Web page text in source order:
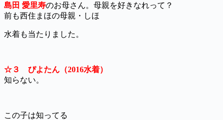
島田 愛里寿のお母さん。母親を好きなれって？
前も西住まほの母親・しほ
水着も当たりました。
☆３ ぴよたん（2016水着）
知らない。
この子は知ってる